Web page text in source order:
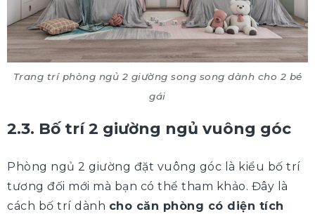
Trang trí phòng ngủ 2 giường song song dành cho 2 bé
gái
2.3. Bố trí 2 giường ngủ vuông góc
Phòng ngủ 2 giường đặt vuông góc là kiểu bố trí
tương đối mới mà bạn có thể tham khảo. Đây là
cách bố trí dành cho căn phòng có diện tích